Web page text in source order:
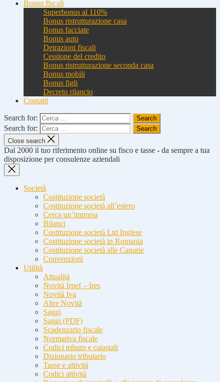
Bonus fiscali
Superbonus al 110%
Bonus ristrutturazione casa
Bonus facciate
Bonus auto
Detrazioni fiscali
Cessione del credito
Bonus ristrutturazione seconda casa
Bonus mobili
Bonus figli
Decreto rilancio
Contatti
Search for:
Search for:
Close search
Dal 2000 il tuo riferimento online su fisco e tasse - da sempre a tua
disposizione per consulenze aziendali
Società
Costituzione società
Costituzione società all’estero
Cerca un’impresa
Bilanci
Costituzione società Ltd Inglese
Costituzione società in Romania
Costituzione società alle Canarie
Convenzioni
Utilità
Attualità
Novità Irpef – Ires
Novità Iva
Altre Novità
Saggi
Saggi (PDF)
Scadenzario fiscale
Normativa fiscale
Codici tributo e catastali
Dizionario tributario
Tasse e attività
Codici attività